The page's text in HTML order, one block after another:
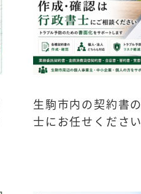
生駒市内の契約書
士にお任せください